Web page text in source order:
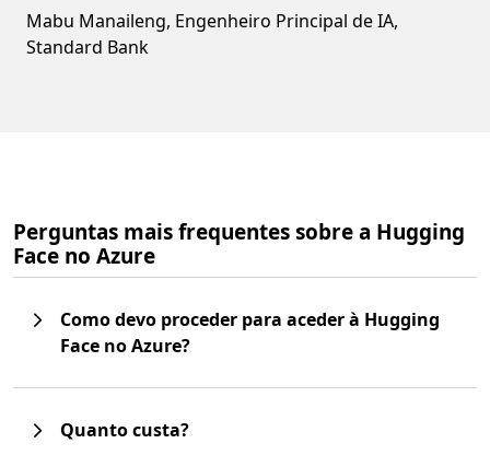
Mabu Manaileng, Engenheiro Principal de IA,
Standard Bank
Perguntas mais frequentes sobre a Hugging
Face no Azure
Como devo proceder para aceder à Hugging
Face no Azure?
Quanto custa?